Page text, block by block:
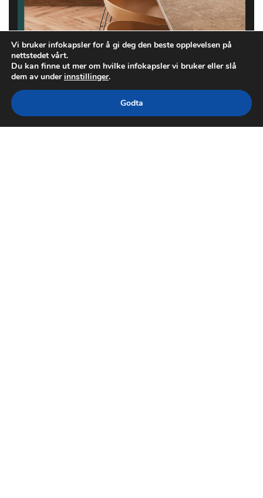
Vi bruker infokapsler for å gi deg den beste opplevelsen på
nettstedet vårt.
Du kan finne ut mer om hvilke infokapsler vi bruker eller slå
dem av underinnstillinger.
Godta